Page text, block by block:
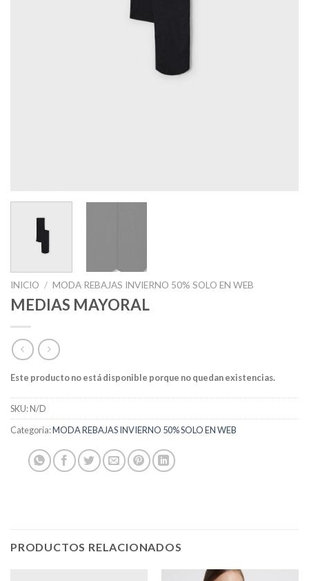
INICIO / MODA REBAJAS INVIERNO 50% SOLO EN WEB
MEDIAS MAYORAL
Este producto no está disponible porque no quedan existencias.
SKU:N/D
Categoría:MODA REBAJAS INVIERNO 50% SOLO EN WEB
PRODUCTOS RELACIONADOS